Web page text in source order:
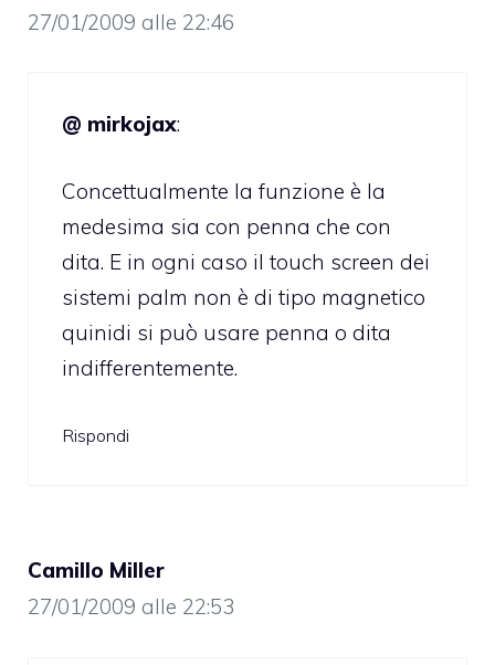
27/01/2009 alle 22:46
@ mirkojax:
Concettualmente la funzione è la
medesima sia con penna che con
dita. E in ogni caso il touch screen dei
sistemi palm non è di tipo magnetico
quinidi si può usare penna o dita
indifferentemente.
Rispondi
Camillo Miller
27/01/2009 alle 22:53